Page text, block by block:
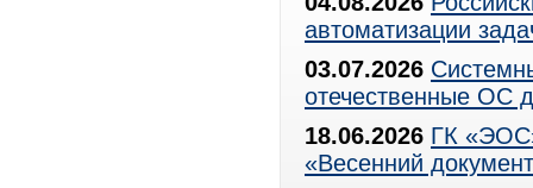
автоматизации
03.07.2026
отечественные ОС
18.06.2026 ГК
«Весенний